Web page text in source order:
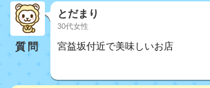
質問
とだまり
30代女性
宮益坂付近で美味しいお店